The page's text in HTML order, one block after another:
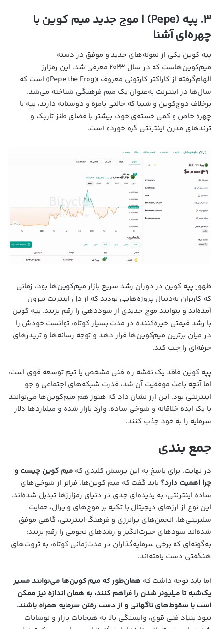
۳.
پپه (Pepe) | موج جدید میم کوین با
چهره‌ای آشنا
پپه کوین یکی از نمونه‌های جدید و موفق در دسته
میم‌کوین‌هاست که در سال ۲۰۲۳ معرفی شد. این رمزارز
الهام‌گرفته از کاراکتر کارتونی معروف «Pepe the Frog» است که
سال‌ها در اینترنت به‌عنوان یک میم فرهنگی شناخته می‌شد.
برخلاف دوج‌کوین و شیبا که حالتی بامزه و دوستانه دارند، پپه با
چهره خاص و کمی خسته‌ی خود، بیشتر با فضای طنز تاریک و
ترندهای مدرن اینترنتی گره خورده است.
ظهور پپه کوین در دوران رشد سریع بازار میم‌کوین‌ها بود، زمانی
که کاربران به‌دنبال پروژه‌هایی بودند که از دل اینترنت بیرون
آمده‌اند و بتوانند موج جدیدی از سوددهی را رقم بزنند. پپه کوین
با رشد قیمتی خیره‌کننده در مدت بسیار کوتاه، توانست خودش را
در میان برترین میم‌کوین‌ها قرار دهد و توجه رسانه‌ها و تریدرهای
حرفه‌ای را جلب کند.
پپه کوین فاقد یک نقشه راه فنی مشخص یا تیم توسعه قوی است،
اما آنچه باعث موفقیت آن شد، قدرت شبکه‌های اجتماعی و جو
اینترنتی بود. این ارز نشان داد که هنوز هم میم‌کوین‌ها می‌توانند
با یک ایده خلاقانه و شوخی ساده، وارد بازار شده و میلیاردها دلار
سرمایه را به خود جذب کنند.
جمع بندی
در نهایت، برای پاسخ به این پرسش کلیدی که میم کوین چیست و
چرا اهمیت دارد؟ باید گفت که میم کوین‌ها، فراتر از شوخی‌های
ساده اینترنتی، به پدیده‌ای جدی در دنیای رمزارزها تبدیل شده‌اند.
این نوع از ارزهای دیجیتال با تکیه بر موج‌های وایرال، حمایت
سلبریتی‌ها، انجمن‌های پرانرژی و فرهنگ اینترنتی، گاهی موفق
شده‌اند سودهای حیرت‌انگیز و رشدهای نجومی را رقم بزنند؛
به‌گونه‌ای که برخی سرمایه‌گذاران در مدت‌زمانی کوتاه، به ثروت‌های
هنگفتی دست یافته‌اند.
اما باید توجه داشت که همان‌طور که میم کوین‌ها می‌توانند مسیر
یک‌شبه تا میلیونر شدن را فراهم کنند، به همان اندازه نیز ممکن
است با سقوط‌های ناگهانی و از دست رفتن سرمایه همراه باشند.
نبود بنیاد فنی قوی، وابستگی بالا به هیجانات بازار و نوسانات